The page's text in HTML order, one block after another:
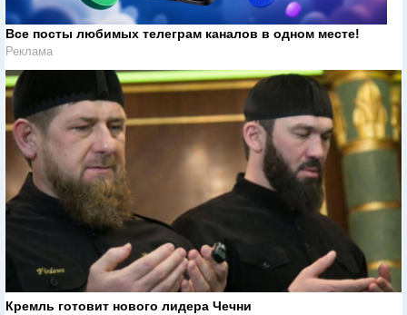
Все посты любимых телеграм каналов в одном месте!
Реклама
Кремль готовит нового лидера Чечни